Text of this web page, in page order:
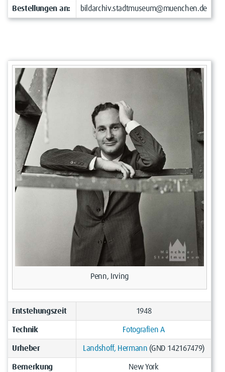
Bestellungen an: bildarchiv.stadtmuseum@muenchen.de
Penn, Irving
Entstehungszeit 1948
Technik Fotografien A
Urheber Landshoff, Hermann (GND 142167479)
Bemerkung New York